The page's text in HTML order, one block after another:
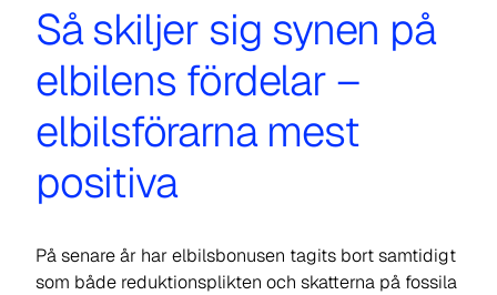
Så skiljer sig synen på
elbilens fördelar –
elbilsförarna mest
positiva
På senare år har elbilsbonusen tagits bort samtidigt
som både reduktionsplikten och skatterna på fossila